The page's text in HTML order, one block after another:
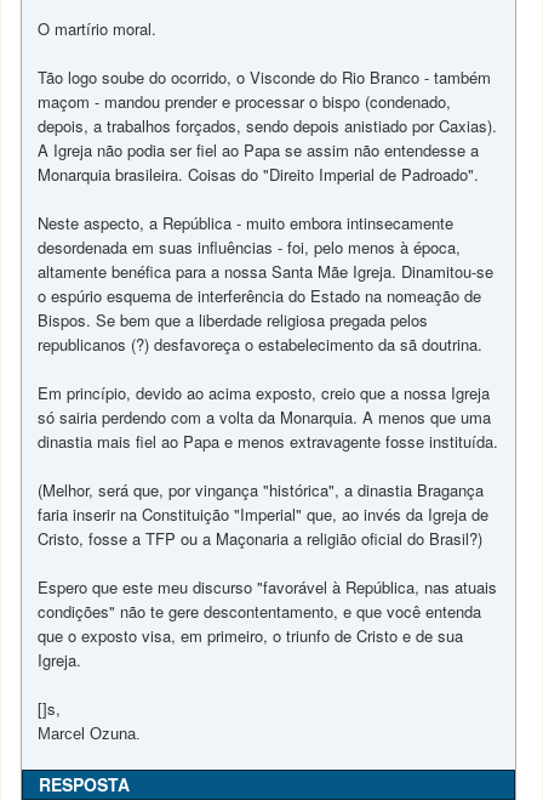
O martírio moral.
Tão logo soube do ocorrido, o Visconde do Rio Branco - também
maçom - mandou prender e processar o bispo (condenado,
depois, a trabalhos forçados, sendo depois anistiado por Caxias).
A Igreja não podia ser fiel ao Papa se assim não entendesse a
Monarquia brasileira. Coisas do "Direito Imperial de Padroado".
Neste aspecto, a República - muito embora intinsecamente
desordenada em suas influências - foi, pelo menos à época,
altamente benéfica para a nossa Santa Mãe Igreja. Dinamitou-se
o espúrio esquema de interferência do Estado na nomeação de
Bispos. Se bem que a liberdade religiosa pregada pelos
republicanos (?) desfavoreça o estabelecimento da sã doutrina.
Em princípio, devido ao acima exposto, creio que a nossa Igreja
só sairia perdendo com a volta da Monarquia. A menos que uma
dinastia mais fiel ao Papa e menos extravagente fosse instituída.
(Melhor, será que, por vingança "histórica", a dinastia Bragança
faria inserir na Constituição "Imperial" que, ao invés da Igreja de
Cristo, fosse a TFP ou a Maçonaria a religião oficial do Brasil?)
Espero que este meu discurso "favorável à República, nas atuais
condições" não te gere descontentamento, e que você entenda
que o exposto visa, em primeiro, o triunfo de Cristo e de sua
Igreja.
[]s,
Marcel Ozuna.
RESPOSTA